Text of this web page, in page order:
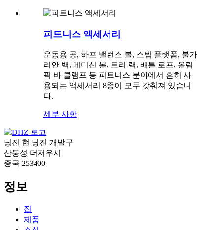
피트니스 액세서리
운동용 공, 하프 밸런스 볼, 스텝 플랫폼, 불가
리안 백, 메디신 볼, 트리 랙, 배틀 로프, 올림
픽 바 클램프 등 피트니스 분야에서 흔히 사
용되는 액세서리 8종이 모두 갖춰져 있습니
다.
세부 사항
닝진 현 닝진 개발구
산둥성 더저우시
중국 253400
정보
집
제품